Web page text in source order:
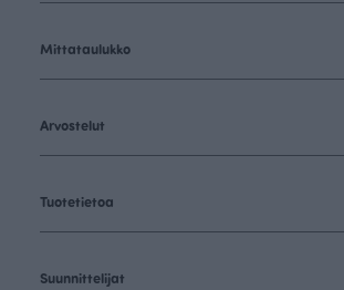
Mittataulukko
Arvostelut
Tuotetietoa
Suunnittelijat